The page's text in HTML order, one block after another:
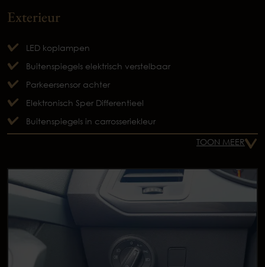
Exterieur
LED koplampen
Buitenspiegels elektrisch verstelbaar
Parkeersensor achter
Elektronisch Sper Differentieel
Buitenspiegels in carrosseriekleur
TOON MEER